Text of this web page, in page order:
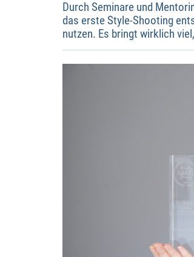
Durch Seminare und
das erste Style-Shooting
nutzen. Es bringt wirklich